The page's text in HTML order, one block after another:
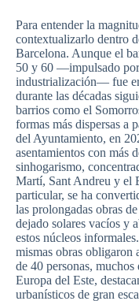
Para entender la
contextualizarlo dentro
Barcelona. Aunque el
50 y 60 —impulsado
industrialización— fue
durante las décadas
barrios como el
formas más dispersas a
del Ayuntamiento, en
asentamientos con más
sinhogarismo,
Martí, Sant Andreu y el
particular, se ha
las prolongadas obras
dejado solares vacíos y
estos núcleos
mismas obras obligaron
de 40 personas,
Europa del Este,
urbanísticos de gran